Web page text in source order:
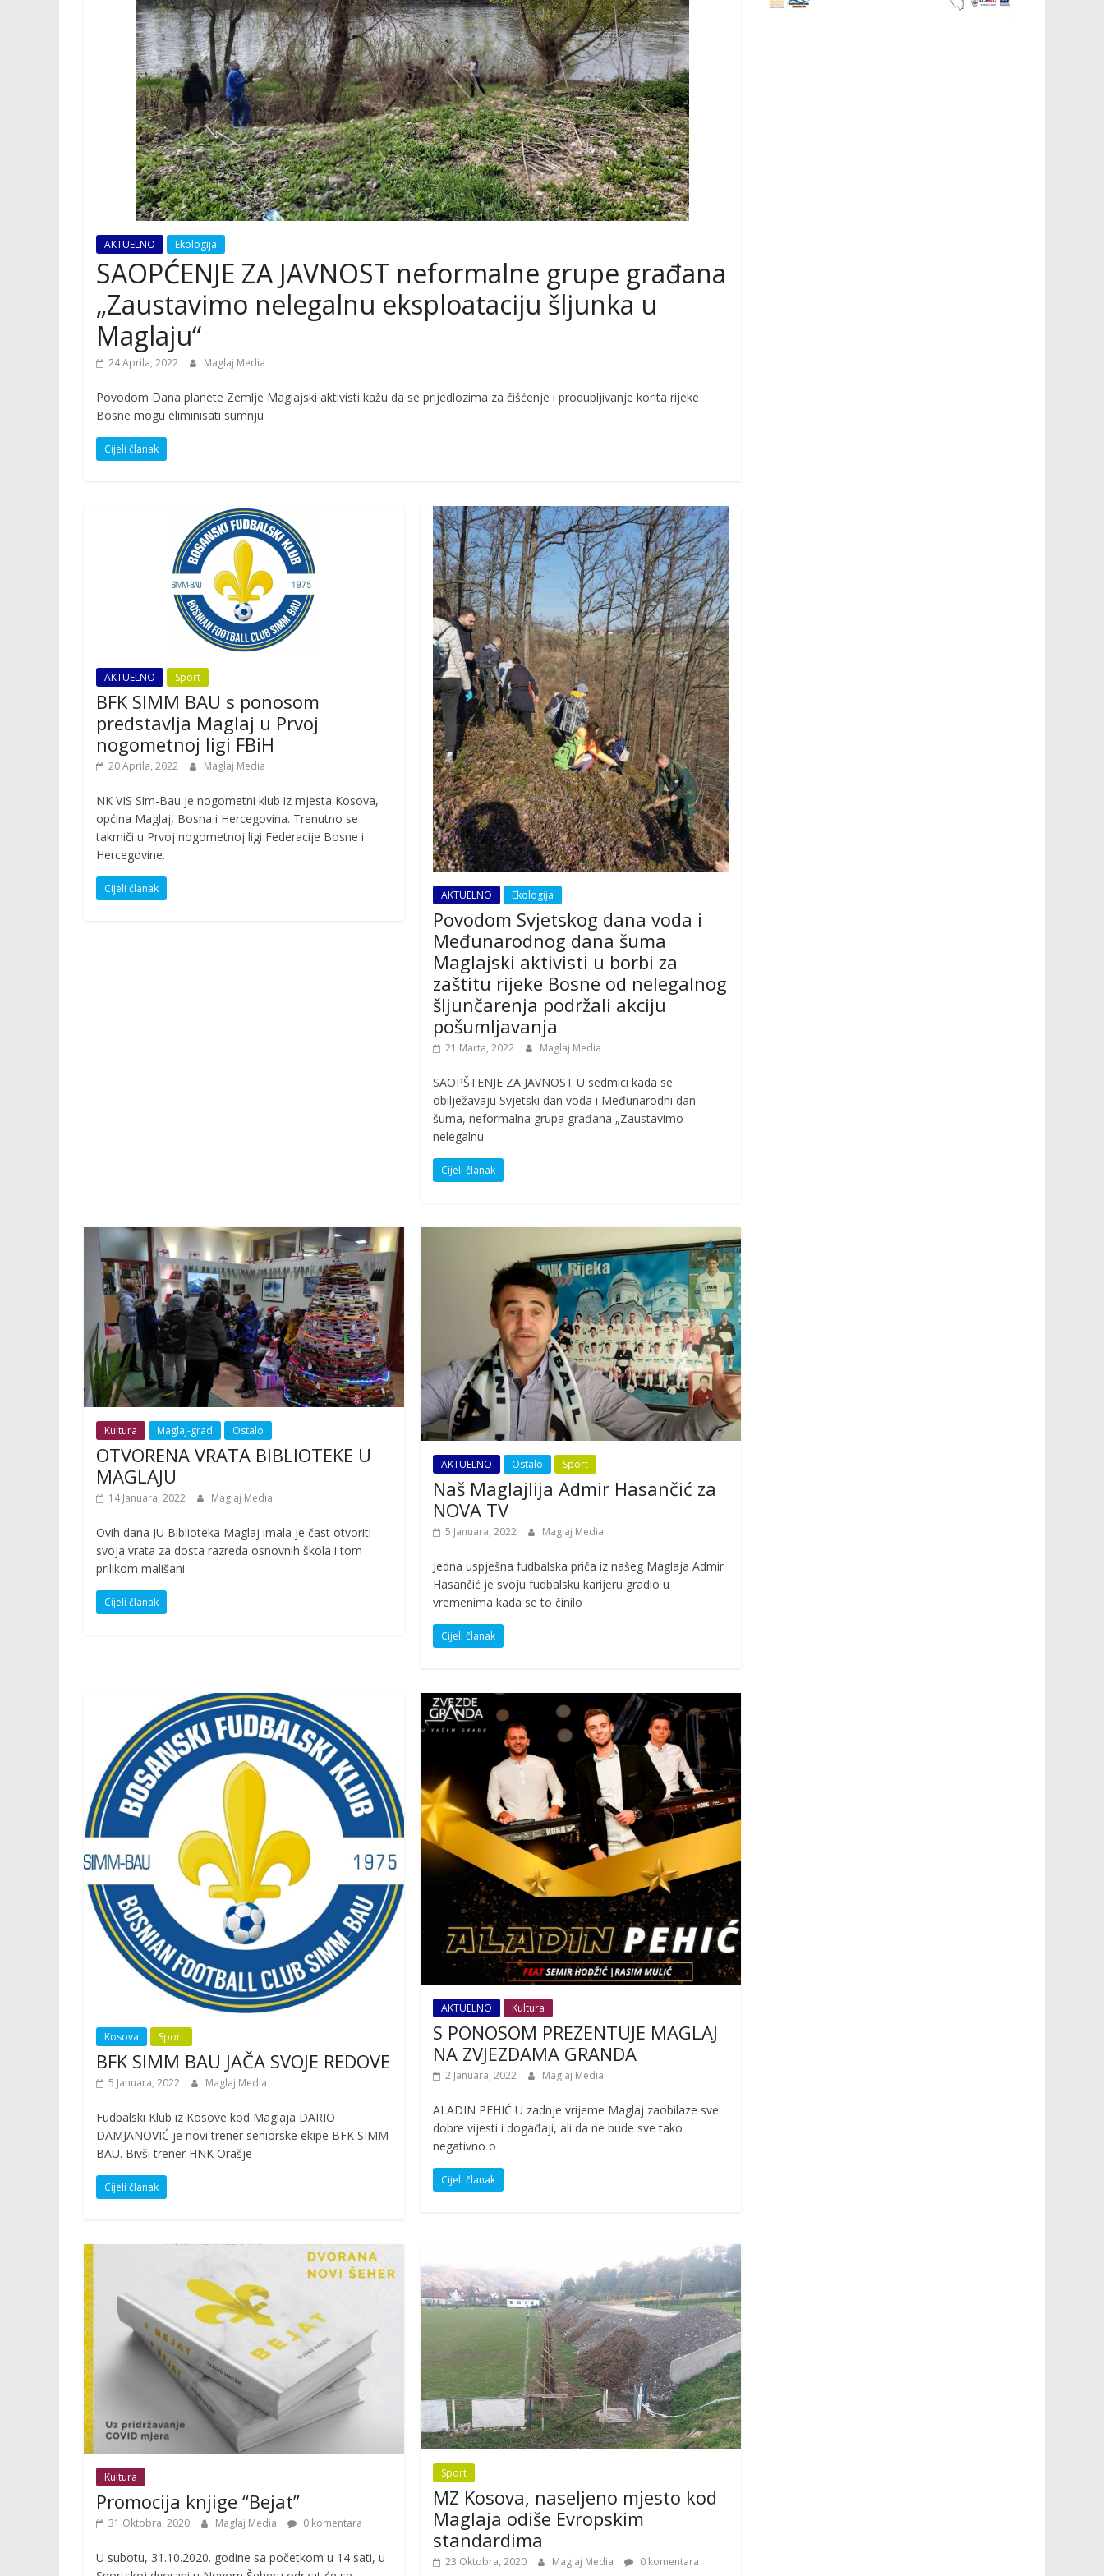
AKTUELNO Ekologija
SAOPĆENJE ZA JAVNOST neformalne grupe građana
„Zaustavimo nelegalnu eksploataciju šljunka u
Maglaju“
24 Aprila, 2022 Maglaj Media
Povodom Dana planete Zemlje Maglajski aktivisti kažu da se prijedlozima za čišćenje i produbljivanje korita rijeke
Bosne mogu eliminisati sumnju
Cijeli članak
AKTUELNO Sport
BFK SIMM BAU s ponosom
predstavlja Maglaj u Prvoj
nogometnoj ligi FBiH
20 Aprila, 2022 Maglaj Media
NK VIS Sim-Bau je nogometni klub iz mjesta Kosova,
općina Maglaj, Bosna i Hercegovina. Trenutno se
takmiči u Prvoj nogometnoj ligi Federacije Bosne i
Hercegovine.
Cijeli članak AKTUELNO Ekologija
Povodom Svjetskog dana voda i
Međunarodnog dana šuma
Maglajski aktivisti u borbi za
zaštitu rijeke Bosne od nelegalnog
šljunčarenja podržali akciju
pošumljavanja
21 Marta, 2022 Maglaj Media
SAOPŠTENJE ZA JAVNOST U sedmici kada se
obilježavaju Svjetski dan voda i Međunarodni dan
šuma, neformalna grupa građana „Zaustavimo
nelegalnu
Cijeli članak
Kultura Maglaj-grad Ostalo
OTVORENA VRATA BIBLIOTEKE U
MAGLAJU
14 Januara, 2022 Maglaj Media
Ovih dana JU Biblioteka Maglaj imala je čast otvoriti
svoja vrata za dosta razreda osnovnih škola i tom
prilikom mališani
Cijeli članak
AKTUELNO Ostalo Sport
Naš Maglajlija Admir Hasančić za
NOVA TV
5 Januara, 2022 Maglaj Media
Jedna uspješna fudbalska priča iz našeg Maglaja Admir
Hasančić je svoju fudbalsku karijeru gradio u
vremenima kada se to činilo
Cijeli članak
Kosova Sport
BFK SIMM BAU JAČA SVOJE REDOVE
5 Januara, 2022 Maglaj Media
Fudbalski Klub iz Kosove kod Maglaja DARIO
DAMJANOVIĆ je novi trener seniorske ekipe BFK SIMM
BAU. Bivši trener HNK Orašje
Cijeli članak
AKTUELNO Kultura
S PONOSOM PREZENTUJE MAGLAJ
NA ZVJEZDAMA GRANDA
2 Januara, 2022 Maglaj Media
ALADIN PEHIĆ U zadnje vrijeme Maglaj zaobilaze sve
dobre vijesti i događaji, ali da ne bude sve tako
negativno o
Cijeli članak
Kultura
Promocija knjige “Bejat”
31 Oktobra, 2020 Maglaj Media 0 komentara
U subotu, 31.10.2020. godine sa početkom u 14 sati, u
Sport
MZ Kosova, naseljeno mjesto kod
Maglaja odiše Evropskim
standardima
23 Oktobra, 2020 Maglaj Media 0 komentara